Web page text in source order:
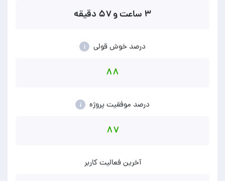
۳ ساعت و ۵۷ دقیقه
درصد خوش قولی i
۸۸
درصد موفقیت پروژه i
۸۷
آخرین فعالیت کاربر